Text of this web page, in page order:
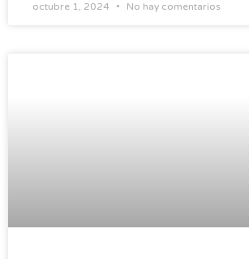
octubre 1, 2024 No hay comentarios